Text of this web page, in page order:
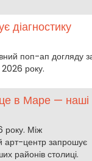
діагностику
поп-ап догляду
2026 року.
в Маре — наші
року. Між
арт-центр запрошує
районів столиці.